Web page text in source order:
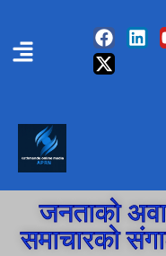
जनताको
समाचारको